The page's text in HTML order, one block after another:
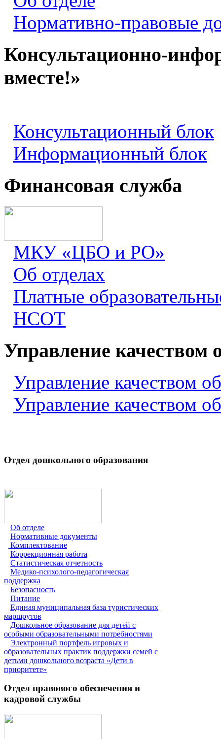
Нормативно-правовые
Консультационно-
вместе!»
Консультационный блок
Информационный блок
Финансовая служба
МКУ «ЦБО и РО»
Об отделах
Платные
НСОТ
Управление качеством
Управление качеством
Управление качеством
Отдел дошкольного образования
Об отделе
Нормативные документы
Комплектование
Коррекционная работа
Статистическая отчетность
Медико-психолого-педагогическая
поддержка
Безопасность
Питание
Единая муниципальная база туристических
маршрутов
Дошкольное образование для детей с
особыми образовательными потребностями
Электронный портфель игровых и
образовательных практик поддержки семей с
детьми дошкольного возраста «Дети в
приоритете»
Отдел правового обеспечения и
кадровой службы